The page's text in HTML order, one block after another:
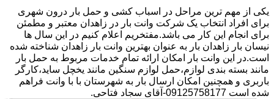
یکی از مهم ترین مراحل در اسباب کشی و حمل بار درون شهری
برای افراد انتخاب یک شرکت وانت بار در زاهدان معتبر و مطمئن
برای انجام این کار می باشد.مفتخریم اعلام کنیم در این سال ها
نیسان بار زاهدان بار به عنوان بهترین وانت بار زاهدان شناخته شده
است.در این وانت بار امکان ارائه تمام خدمات مربوط به حمل بار
مانند بسته بندی لوازم،حمل لوازم سنگین مانند یخچل ساید،کارگر
باربری و همچنین امکان ارسال بار به شهرستان با با وانت فراهم
شده است 09125758177-آقای سجاد فتاحی.